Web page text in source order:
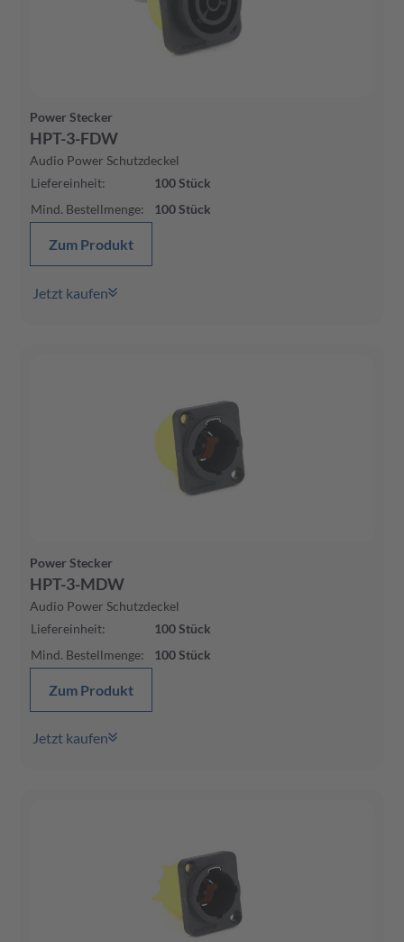
Power Stecker
HPT-3-FDW
Audio Power Schutzdeckel
Liefereinheit: 100Stück
Mind. Bestellmenge: 100Stück
Zum Produkt
Jetzt kaufen
Power Stecker
HPT-3-MDW
Audio Power Schutzdeckel
Liefereinheit: 100Stück
Mind. Bestellmenge: 100Stück
Zum Produkt
Jetzt kaufen